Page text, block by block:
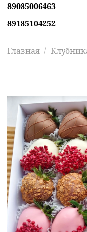
89085006463
89185104252
Главная